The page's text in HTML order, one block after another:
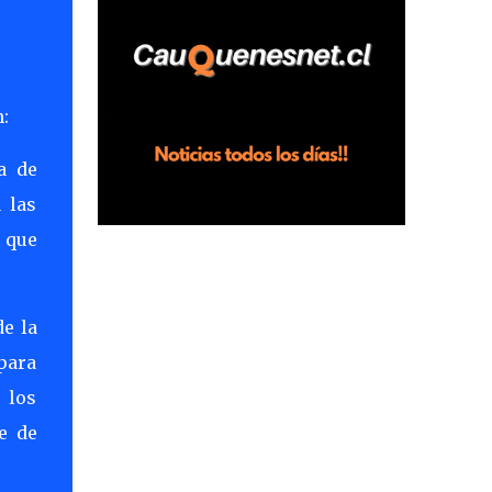
de
las
la
los
de
en el sector Dollimbuta, comuna de
Pelluhue. Allí, mientras se encontraba junto
plantación de frutillas, habría sostenido una